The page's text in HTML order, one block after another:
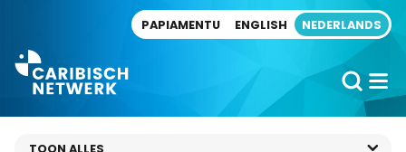
PAPIAMENTU ENGLISH NEDERLANDS